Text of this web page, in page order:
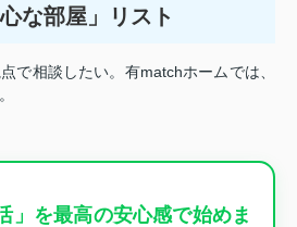
な部屋」リスト
で相談したい。有matchホームでは、
」を最高の安心感で始めま